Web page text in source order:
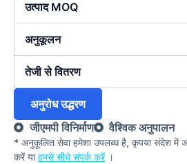
उत्पाद MOQ
अनुकूलन
तेजी से वितरण
अनुरोध उद्धरण
जीएमपी विनिर्माण
वैश्विक अनुपालन
* अनुकूलित सेवा हमेशा उपलब्ध है, कृपया संदेश में
करें याहमसे सीधे संपर्क करें।